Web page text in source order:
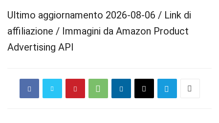
Ultimo aggiornamento 2026-08-06 / Link di
affiliazione / Immagini da Amazon Product
Advertising API